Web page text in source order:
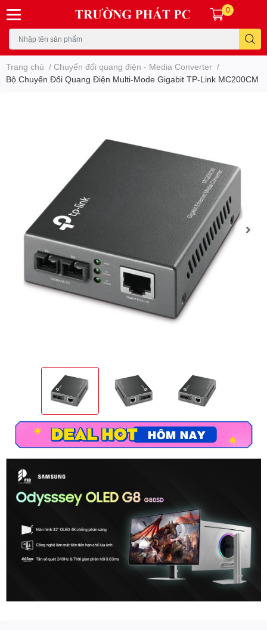
0
Trang chủ / Chuyển đổi quang điện - Media Converter /
Bộ Chuyển Đổi Quang Điện Multi-Mode Gigabit TP-Link MC200CM